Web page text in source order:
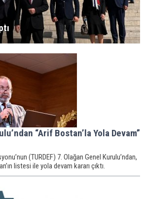
“Arif Bostan’la Yola Devam”
(TURDEF) 7. Olağan Genel Kurulu’ndan,
listesi ile yola devam kararı çıktı.